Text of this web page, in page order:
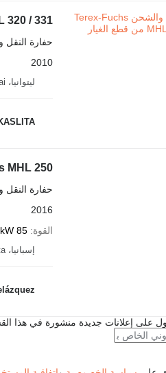
320 / 331
حفارة النقل
2010
ليتوانيا، Kužiai
MHL 250
حفارة النقل
2016
القوة 85 kW (115.64 حصان)
إسبانيا، Cubillas de Santa Marta
على إعلانات جديدة منشورة في هذا